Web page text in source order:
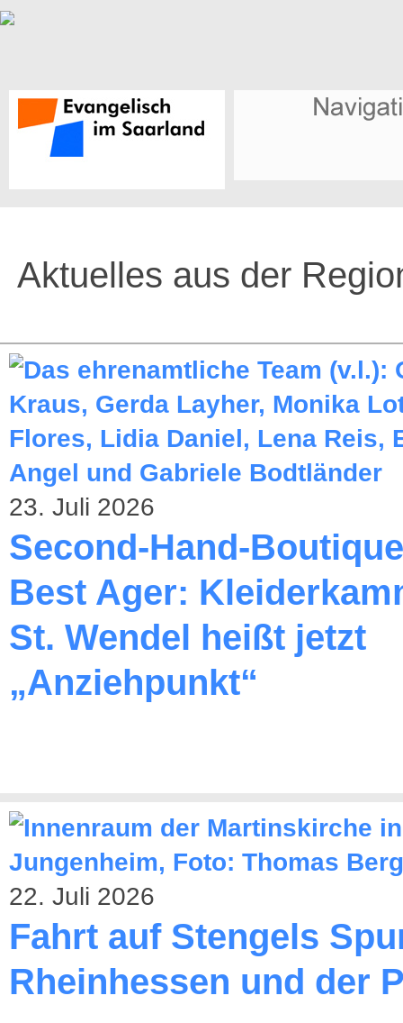
Aktuelles aus der
23. Juli 2026
Second-Hand-
Best Ager:
St. Wendel heißt jetzt
„Anziehpunkt“
22. Juli 2026
Fahrt auf Stengels
Rheinhessen und der